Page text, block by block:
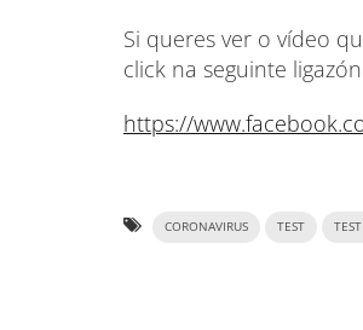
Si queres ver o vídeo
click na seguinte
https://
CORONAVIRUS TEST